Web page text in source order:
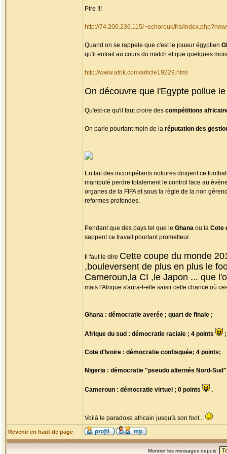
Pire !!!
http://74.200.236.115/~echorouk/fra/
Quand on se rappele que c'est le joueur égyptien
qu'il entrait au cours du match et que quelques
http://www.afrik.com/article19229.html
On découvre que l'Egypte pollue
Qu'est-ce qu'il faut croire des compétitions
On parle pourtant moin de la réputation des
En fait des incompétants notoires dirigent ce
manipulé perdre totalement le control face au
organes de la FIFA et sous la règle de la non
reformes profondes.
Pendant que des pays tel que le Ghana ou la Cote
sappent ce travail pourtant prometteur.
Il faut le dire Cette coupe du monde
,bouleversent de plus en plus le
Cameroun,la CI ,le Japon ... que
mais l'Afrique s'aura-t-elle saisir cette chance où
Ghana : démocratie averée ; quart de finale ;
Afrique du sud : démocratie raciale ; 4 points ;
Cote d'Ivoire : démocratie confisquée; 4 points;
Nigeria : démocratie "pseudo alternés Nord-
Cameroun : démocratie virtuel ; 0 points .
Voilà le paradoxe africain jusqu'à son foot...
Revenir en haut de page
Montrer les messages depuis: